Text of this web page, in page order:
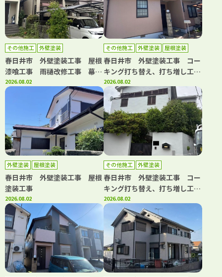
その他施工 外壁塗装
春日井市 外壁塗装工事 屋根
漆喰工事 雨樋改修工事 幕板
板金工事 浴室水栓交換工事
2026.08.02
その他施工 外壁塗装
屋根塗装
防水工事
春日井市 外壁塗装工事 コー
キング打ち替え、打ち増し工
事 屋根塗装工事 ベランダ防
水工事
2026.08.02
外壁塗装 屋根塗装
春日井市 外壁塗装工事 屋根
塗装工事
2026.08.02
その他施工 外壁塗装
春日井市 外壁塗装工事 コー
キング打ち替え、打ち増し工
事 屋根カバー工事 ベランダ
トップコート工事 浴室改修工
事 洗面台取り換え工事 キッ
チン取り換え工事
2026.08.02